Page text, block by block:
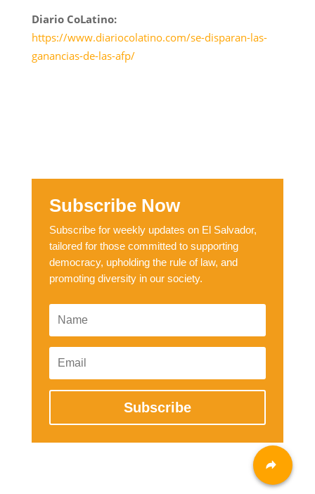
Diario CoLatino:
https://www.diariocolatino.com/se-disparan-las-
ganancias-de-las-afp/
Subscribe Now
Subscribe for weekly updates on El Salvador,
tailored for those committed to supporting
democracy, upholding the rule of law, and
promoting diversity in our society.
Subscribe